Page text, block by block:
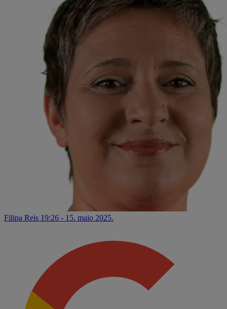
Filipa Reis 19:26 - 15. maio 2025.